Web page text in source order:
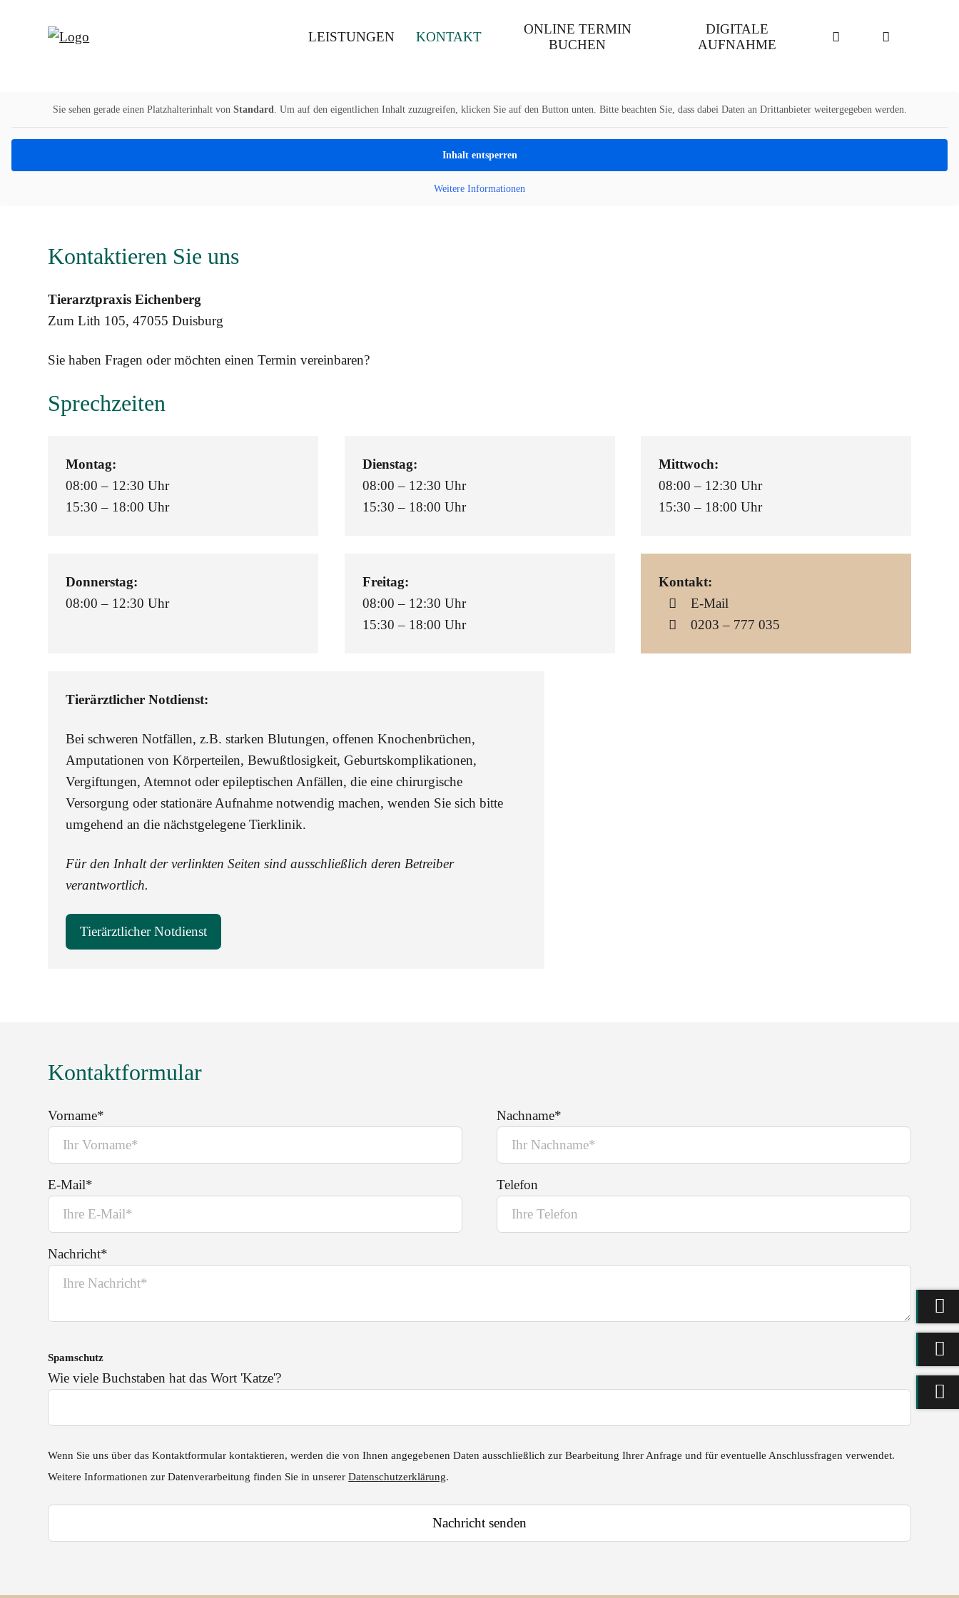
LEISTUNGEN KONTAKT
ONLINE TERMIN
BUCHEN
DIGITALE
AUFNAHME
Sie sehen gerade einen Platzhalterinhalt von Standard. Um auf den eigentlichen Inhalt zuzugreifen, klicken Sie auf den Button unten. Bitte beachten Sie, dass dabei Daten an Drittanbieter weitergegeben werden.
Inhalt entsperren
Weitere Informationen
Kontaktieren Sie uns
Tierarztpraxis Eichenberg
Zum Lith 105, 47055 Duisburg
Sie haben Fragen oder möchten einen Termin vereinbaren?
Sprechzeiten
Montag:
08:00 – 12:30 Uhr
15:30 – 18:00 Uhr
Dienstag:
08:00 – 12:30 Uhr
15:30 – 18:00 Uhr
Mittwoch:
08:00 – 12:30 Uhr
15:30 – 18:00 Uhr
Donnerstag:
08:00 – 12:30 Uhr
Freitag:
08:00 – 12:30 Uhr
15:30 – 18:00 Uhr
Kontakt:
E-Mail
0203 – 777 035
Tierärztlicher Notdienst:
Bei schweren Notfällen, z.B. starken Blutungen, offenen Knochenbrüchen,
Amputationen von Körperteilen, Bewußtlosigkeit, Geburtskomplikationen,
Vergiftungen, Atemnot oder epileptischen Anfällen, die eine chirurgische
Versorgung oder stationäre Aufnahme notwendig machen, wenden Sie sich bitte
umgehend an die nächstgelegene Tierklinik.
Für den Inhalt der verlinkten Seiten sind ausschließlich deren Betreiber
verantwortlich.
Tierärztlicher Notdienst
Kontaktformular
Vorname* Nachname*
E-Mail* Telefon
Nachricht*
Spamschutz
Wie viele Buchstaben hat das Wort 'Katze'?
Wenn Sie uns über das Kontaktformular kontaktieren, werden die von Ihnen angegebenen Daten ausschließlich zur Bearbeitung Ihrer Anfrage und für eventuelle Anschlussfragen verwendet.
Weitere Informationen zur Datenverarbeitung finden Sie in unsererDatenschutzerklärung.